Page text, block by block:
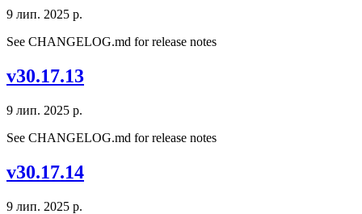
9 лип. 2025 р.
See CHANGELOG.md for release notes
v30.17.13
9 лип. 2025 р.
See CHANGELOG.md for release notes
v30.17.14
9 лип. 2025 р.